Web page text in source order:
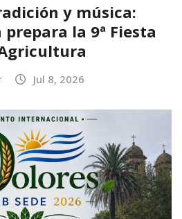
y música:
la 9ª Fiesta
Jul 8, 2026